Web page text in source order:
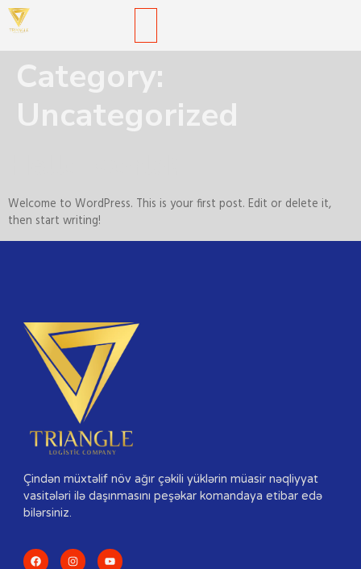
Category:
Uncategorized
Welcome to WordPress. This is your first post. Edit or delete it,
then start writing!
Çindən müxtəlif növ ağır çəkili yüklərin müasir nəqliyyat
vasitələri ilə daşınmasını peşəkar komandaya etibar edə
bilərsiniz.